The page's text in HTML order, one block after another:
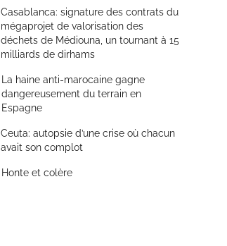
Casablanca: signature des contrats du
mégaprojet de valorisation des
déchets de Médiouna, un tournant à 15
milliards de dirhams
La haine anti-marocaine gagne
dangereusement du terrain en
Espagne
Ceuta: autopsie d’une crise où chacun
avait son complot
Honte et colère